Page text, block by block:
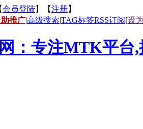
会员登陆】【注册】
推广|高级搜索|TAG标签RSS订阅[设